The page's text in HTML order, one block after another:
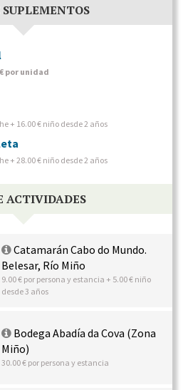
por unidad
+ 16.00 € niño desde 2 años
+ 28.00 € niño desde 2 años
ACTIVIDADES
Catamarán Cabo do Mundo.
Belesar, Río Miño
9.00 € por persona y estancia + 5.00 € niño
desde 3 años
Bodega Abadía da Cova (Zona
Miño)
30.00 € por persona y estancia